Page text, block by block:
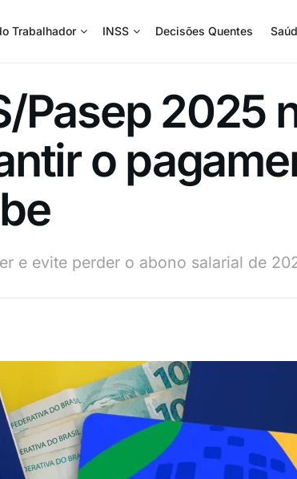
Trabalhador INSS Decisões Quentes
Pasep 2025
o
e evite perder o abono salarial de